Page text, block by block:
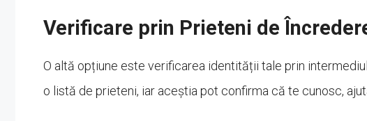
Verificare prin Prieteni de
O altă opțiune este verificarea identității tale prin
o listă de prieteni, iar aceștia pot confirma că te cunosc,